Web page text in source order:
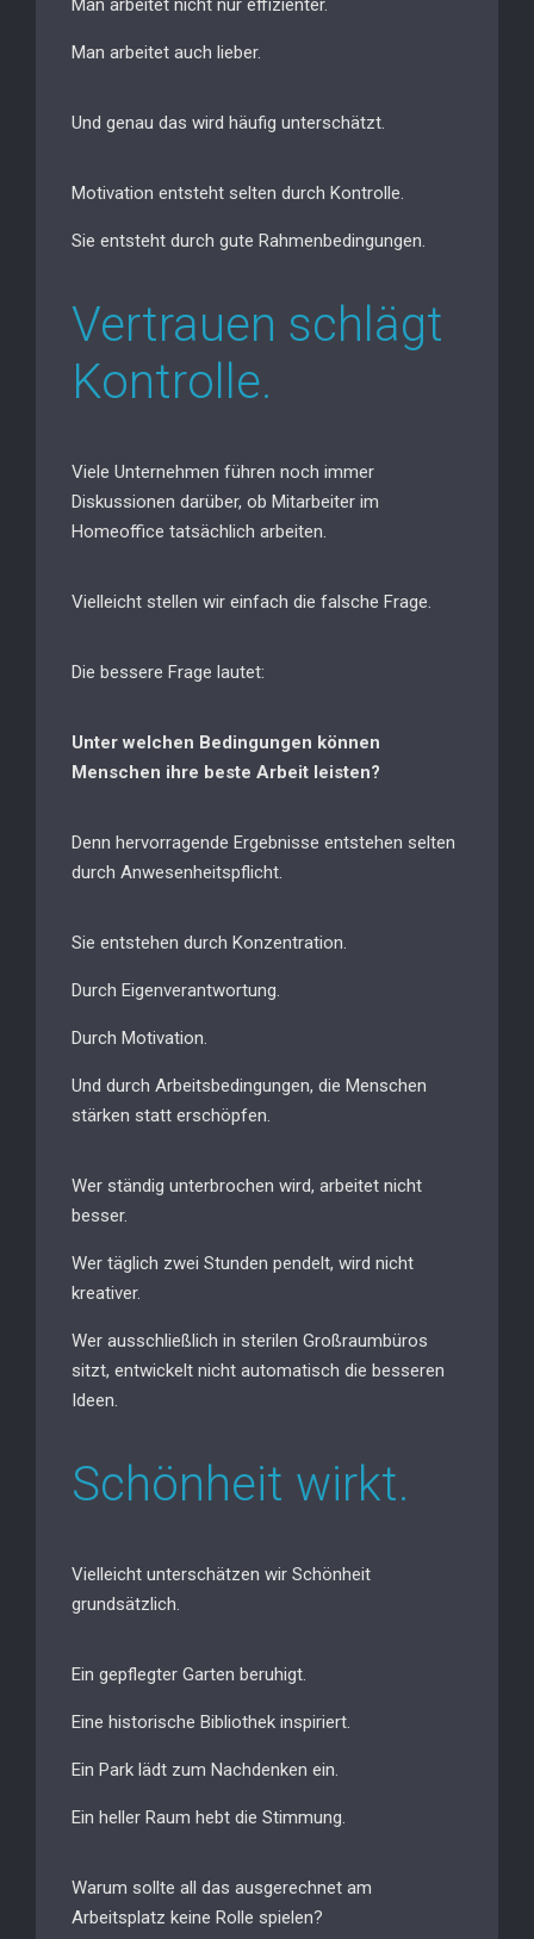
Man arbeitet nicht nur effizienter.
Man arbeitet auch lieber.
Und genau das wird häufig unterschätzt.
Motivation entsteht selten durch Kontrolle.
Sie entsteht durch gute Rahmenbedingungen.
Vertrauen schlägt
Kontrolle.
Viele Unternehmen führen noch immer
Diskussionen darüber, ob Mitarbeiter im
Homeoffice tatsächlich arbeiten.
Vielleicht stellen wir einfach die falsche Frage.
Die bessere Frage lautet:
Unter welchen Bedingungen können
Menschen ihre beste Arbeit leisten?
Denn hervorragende Ergebnisse entstehen selten
durch Anwesenheitspflicht.
Sie entstehen durch Konzentration.
Durch Eigenverantwortung.
Durch Motivation.
Und durch Arbeitsbedingungen, die Menschen
stärken statt erschöpfen.
Wer ständig unterbrochen wird, arbeitet nicht
besser.
Wer täglich zwei Stunden pendelt, wird nicht
kreativer.
Wer ausschließlich in sterilen Großraumbüros
sitzt, entwickelt nicht automatisch die besseren
Ideen.
Schönheit wirkt.
Vielleicht unterschätzen wir Schönheit
grundsätzlich.
Ein gepflegter Garten beruhigt.
Eine historische Bibliothek inspiriert.
Ein Park lädt zum Nachdenken ein.
Ein heller Raum hebt die Stimmung.
Warum sollte all das ausgerechnet am
Arbeitsplatz keine Rolle spielen?